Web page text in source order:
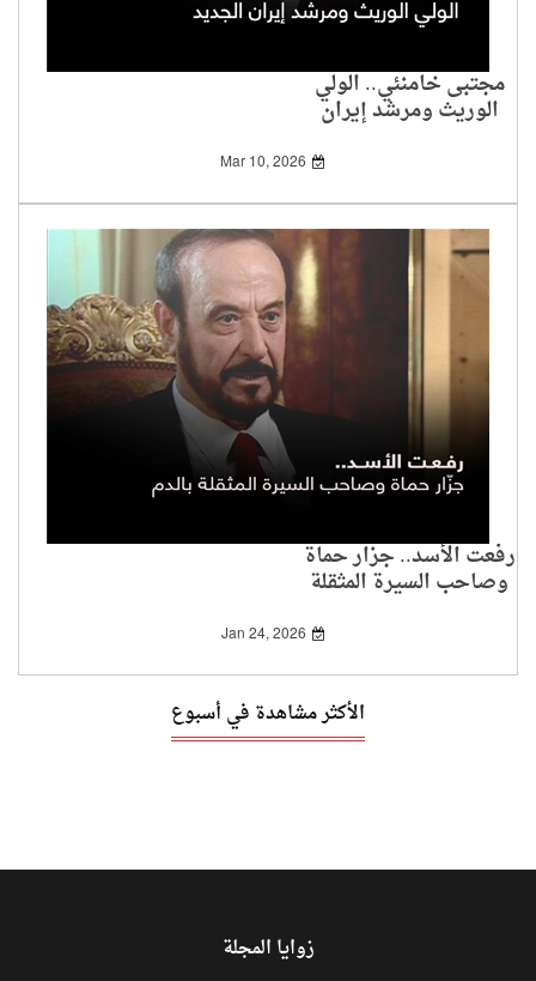
مجتبى خامنئي.. الولي
الوريث ومرشد إيران
Mar 10, 2026
رفعت الأسد.. جزار حماة
وصاحب السيرة المثقلة
Jan 24, 2026
الأكثر مشاهدة في أسبوع
زوايا المجلة